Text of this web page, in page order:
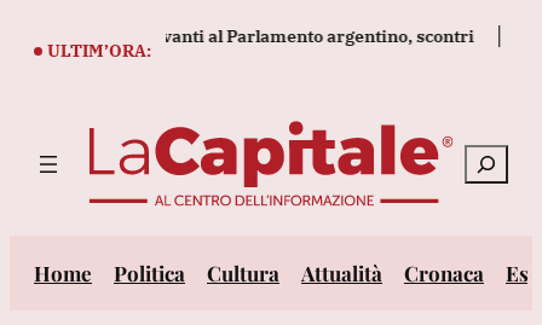
ULTIM’ORA:
proprietà davanti al Parlamento argentino, scontri
Cerca
Home Politica Cultura Attualità Cronaca